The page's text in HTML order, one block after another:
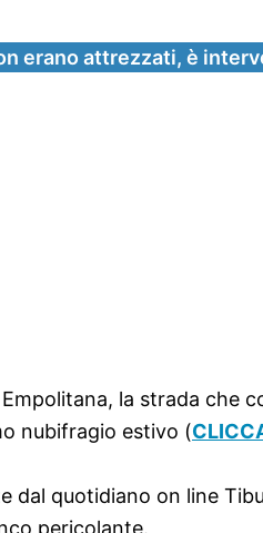
erano attrezzati, è
la strada che
nubifragio estivo (
quotidiano on line
pericolante.